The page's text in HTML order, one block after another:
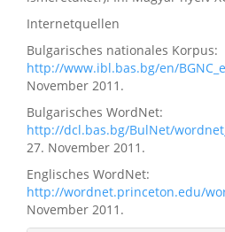
Internetquellen
Bulgarisches nationales Korpus:
http://www.ibl.bas.bg/en/
November 2011.
Bulgarisches WordNet:
http://dcl.bas.bg/BulNet/
27. November 2011.
Englisches WordNet:
http://wordnet.princeton.edu/
November 2011.